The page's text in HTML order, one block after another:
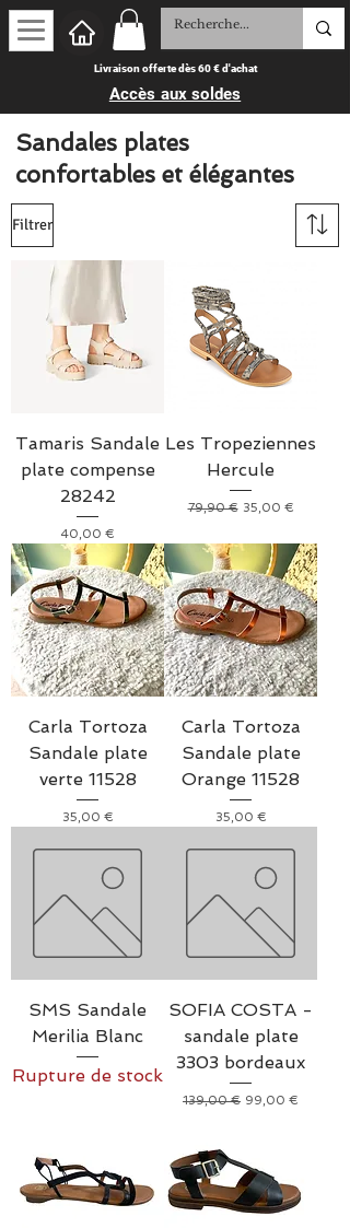
Livraison offerte dès 60 € d'achat
Accès aux soldes
Sandales plates
confortables et élégantes
Filtrer
Tamaris Sandale
plate compense
28242
Prix
40,00 €
Les Tropeziennes
Hercule
Prix original
79,90 € Prix promotionnel
35,00 €
Carla Tortoza
Sandale plate
verte 11528
Prix
35,00 €
Carla Tortoza
Sandale plate
Orange 11528
Prix
35,00 €
SMS Sandale
Merilia Blanc
Rupture de stock
SOFIA COSTA -
sandale plate
3303 bordeaux
Prix original
139,00 € Prix promotionnel
99,00 €